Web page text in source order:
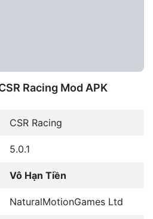
Racing Mod APK
CSR Racing
5.0.1
Vô Hạn Tiền
NaturalMotionGames Ltd